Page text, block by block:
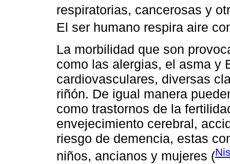
respiratorias, cancerosas y
El ser humano respira aire
La morbilidad que son
como las alergias, el asma y
cardiovasculares, diversas
riñón. De igual manera
como trastornos de la
envejecimiento cerebral,
riesgo de demencia, estas
niños, ancianos y mujeres (